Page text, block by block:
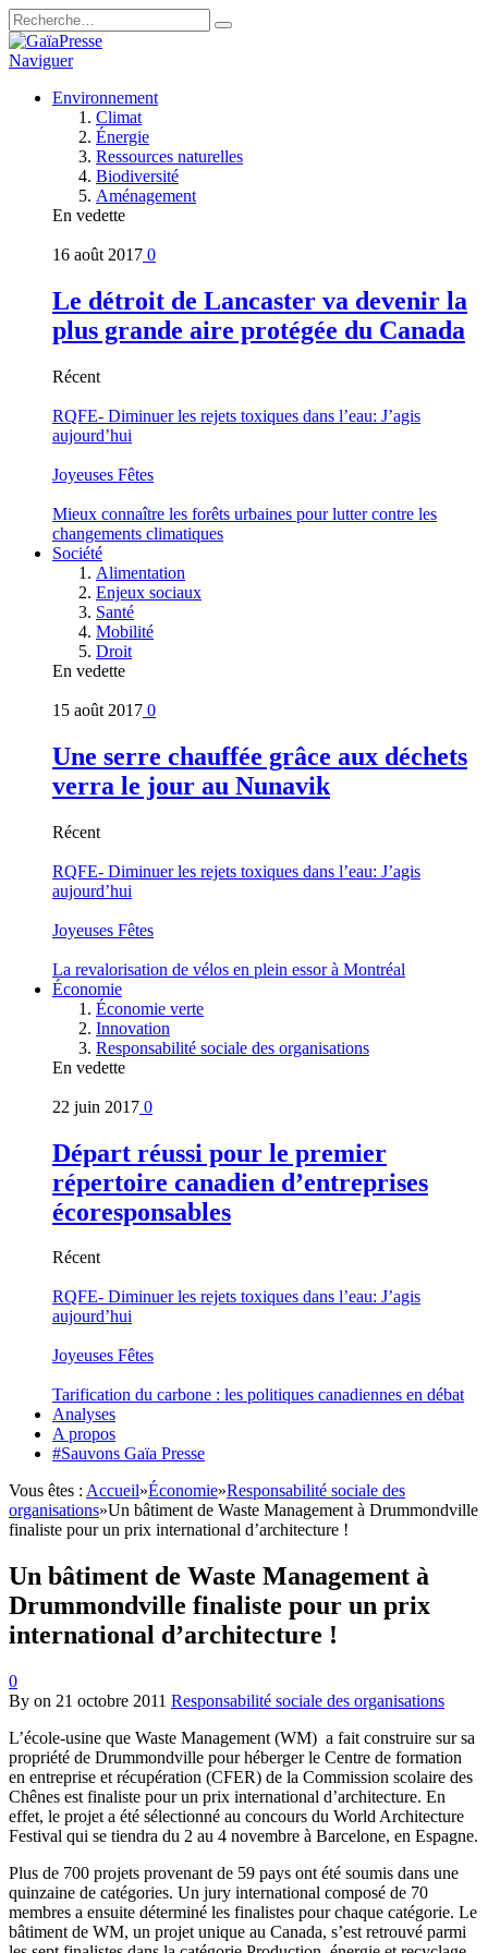
Naviguer
Environnement
Climat
Énergie
Ressources naturelles
Biodiversité
Aménagement
En vedette
16 août 2017 0
Le détroit de Lancaster va devenir la
plus grande aire protégée du Canada
Récent
RQFE- Diminuer les rejets toxiques dans l’eau: J’agis
aujourd’hui
Joyeuses Fêtes
Mieux connaître les forêts urbaines pour lutter contre les
changements climatiques
Société
Alimentation
Enjeux sociaux
Santé
Mobilité
Droit
En vedette
15 août 2017 0
Une serre chauffée grâce aux déchets
verra le jour au Nunavik
Récent
RQFE- Diminuer les rejets toxiques dans l’eau: J’agis
aujourd’hui
Joyeuses Fêtes
La revalorisation de vélos en plein essor à Montréal
Économie
Économie verte
Innovation
Responsabilité sociale des organisations
En vedette
22 juin 2017 0
Départ réussi pour le premier
répertoire canadien d’entreprises
écoresponsables
Récent
RQFE- Diminuer les rejets toxiques dans l’eau: J’agis
aujourd’hui
Joyeuses Fêtes
Tarification du carbone : les politiques canadiennes en débat
Analyses
A propos
#Sauvons Gaïa Presse
Vous êtes : Accueil»Économie»Responsabilité sociale des
organisations»Un bâtiment de Waste Management à Drummondville
finaliste pour un prix international d’architecture !
Un bâtiment de Waste Management à
Drummondville finaliste pour un prix
international d’architecture !
0
By on 21 octobre 2011 Responsabilité sociale des organisations
L’école-usine que Waste Management (WM) a fait construire sur sa
propriété de Drummondville pour héberger le Centre de formation
en entreprise et récupération (CFER) de la Commission scolaire des
Chênes est finaliste pour un prix international d’architecture. En
effet, le projet a été sélectionné au concours du World Architecture
Festival qui se tiendra du 2 au 4 novembre à Barcelone, en Espagne.
Plus de 700 projets provenant de 59 pays ont été soumis dans une
quinzaine de catégories. Un jury international composé de 70
membres a ensuite déterminé les finalistes pour chaque catégorie. Le
bâtiment de WM, un projet unique au Canada, s’est retrouvé parmi